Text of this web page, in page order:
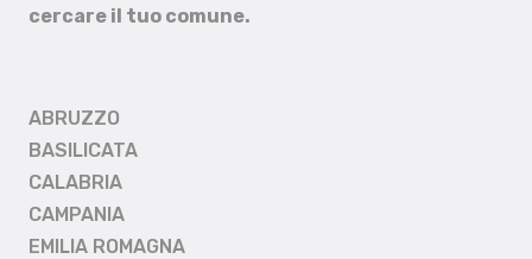
cercare il tuo comune.
ABRUZZO
BASILICATA
CALABRIA
CAMPANIA
EMILIA ROMAGNA